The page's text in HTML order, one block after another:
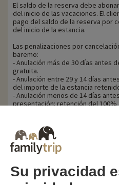
El saldo de la reserva debe
del inicio de las vacaciones. El
pago del saldo de la reserva por
del inicio de la estancia.
Las penalizaciones por
baremo:
- Anulación más de 30 días antes
gratuita.
- Anulación entre 29 y 14 días
del importe de la estancia
- Anulación menos de 14 días
presentación: retención del
socio AREAS Assurances.
o en las 24 horas siguientes por
Su privacidad